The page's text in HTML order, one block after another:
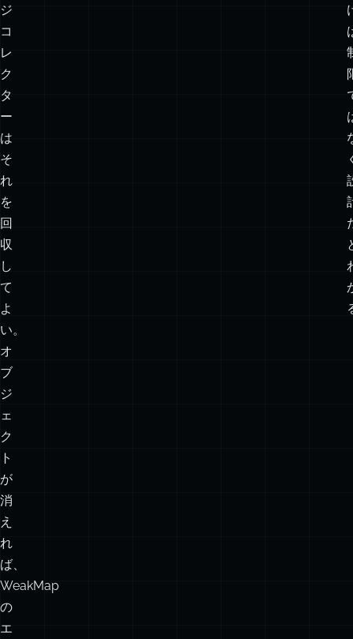
な
ら、
ガ
ベ
ー
ジ
コ
レ
ク
タ
ー
は
そ
れ
を
回
収
し
て
よ
い。
オ
ブ
ジ
ェ
ク
ト
が
消
え